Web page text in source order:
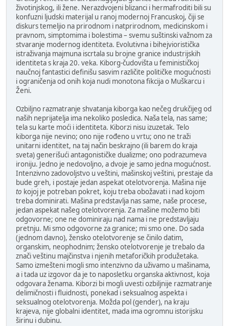
životinjskog, ili žene. Nerazdvojeni blizanci i hermafroditi bili su
konfuzni ljudski materijal u ranoj modernoj Francuskoj, čiji se
diskurs temeljio na prirodnom i natprirodnom, medicinskom i
pravnom, simptomima i bolestima – svemu suštinski važnom za
stvaranje modernog identiteta. Evolutivna i bihejvioristička
istraživanja majmuna iscrtala su brojne granice industrijskih
identiteta s kraja 20. veka. Kiborg-čudovišta u feminističkoj
naučnoj fantastici definišu sasvim različite političke mogućnosti
i ograničenja od onih koja nudi monotona fikcija o Muškarcu i
Ženi.
Ozbiljno razmatranje shvatanja kiborga kao nečeg drukčijeg od
naših neprijatelja ima nekoliko posledica. Naša tela, nas same;
tela su karte moći i identiteta. Kiborzi nisu izuzetak. Telo
kiborga nije nevino; ono nije rođeno u vrtu; ono ne traži
unitarni identitet, na taj način beskrajno (ili barem do kraja
sveta) generišući antagonističke dualizme; ono podrazumeva
ironiju. Jedno je nedovoljno, a dvoje je samo jedna mogućnost.
Intenzivno zadovoljstvo u veštini, mašinskoj veštini, prestaje da
bude greh, i postaje jedan aspekat otelotvorenja. Mašina nije
to kojoj je potreban pokret, koju treba obožavati i nad kojom
treba dominirati. Mašina predstavlja nas same, naše procese,
jedan aspekat našeg otelotvorenja. Za mašine možemo biti
odgovorne; one ne dominiraju nad nama i ne predstavljaju
pretnju. Mi smo odgovorne za granice; mi smo one. Do sada
(jednom davno), žensko otelotvorenje se činilo datim,
organskim, neophodnim; žensko otelotvorenje je trebalo da
znači veštinu majčinstva i njenih metaforičkih produžetaka.
Samo izmešteni mogli smo intenzivno da uživamo u mašinama,
a i tada uz izgovor da je to naposletku organska aktivnost, koja
odgovara ženama. Kiborzi bi mogli uvesti ozbiljnije razmatranje
delimičnosti i fluidnosti, ponekad i seksualnog aspekta i
seksualnog otelotvorenja. Možda pol (gender), na kraju
krajeva, nije globalni identitet, mada ima ogromnu istorijsku
širinu i dubinu.